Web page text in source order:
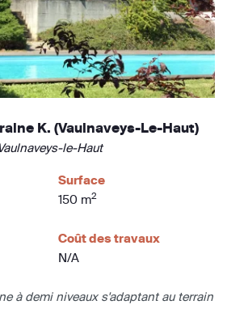
K. (Vaulnaveys-Le-Haut)
le-Haut
Surface
150 m2
Coût des travaux
N/A
à demi niveaux s'adaptant au terrain